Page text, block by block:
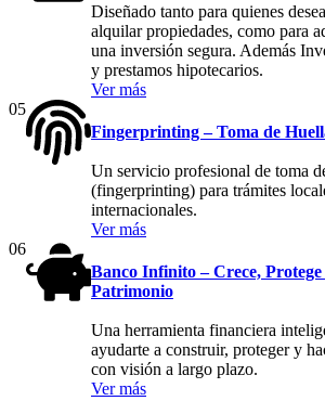
Diseñado tanto para quienes
alquilar propiedades, como para
una inversión segura. Además
y prestamos hipotecarios.
Ver más
05
Fingerprinting – Toma de
Un servicio profesional de toma
(fingerprinting) para trámites
internacionales.
Ver más
06
Banco Infinito – Crece,
Patrimonio
Una herramienta financiera
ayudarte a construir, proteger y
con visión a largo plazo.
Ver más